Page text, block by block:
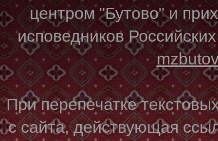
центром "Бутово" и
исповедников
При перепечатке
с сайта, действующая